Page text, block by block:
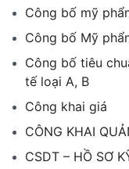
Công bố mỹ
Công bố Mỹ
Công bố tiêu
tế loại A, B
Công khai giá
CÔNG KHAI
CSDT – HỒ SƠ